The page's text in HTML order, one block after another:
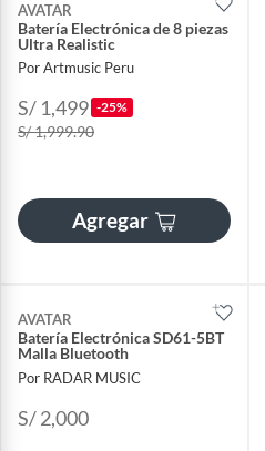
AVATAR
Batería Electrónica de 8 piezas
Ultra Realistic
Por Artmusic Peru
S/ 1,499 -25%
S/ 1,999.90
Agregar
AVATAR
Batería Electrónica SD61-5BT
Malla Bluetooth
Por RADAR MUSIC
S/ 2,000